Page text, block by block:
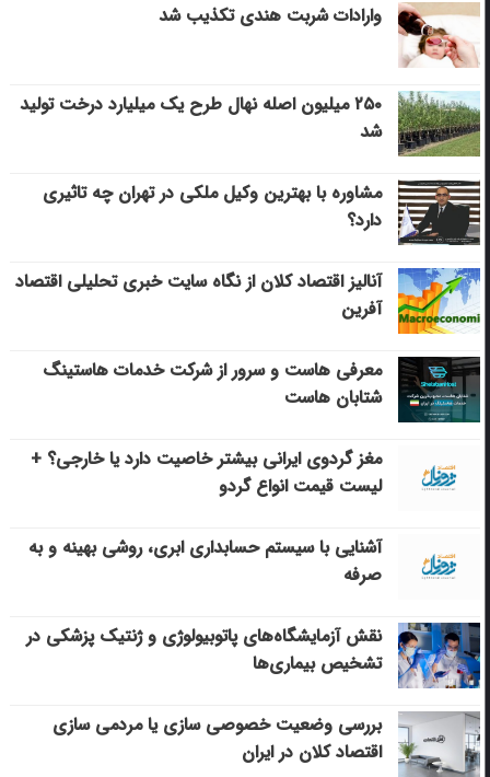
وارادات شربت هندی تکذیب شد
۲۵۰ میلیون اصله نهال طرح یک میلیارد درخت تولید
شد
مشاوره با بهترین وکیل ملکی در تهران چه تاثیری
دارد؟
آنالیز اقتصاد کلان از نگاه سایت خبری تحلیلی اقتصاد
آفرین
معرفی هاست و سرور از شرکت خدمات هاستینگ
شتابان هاست
مغز گردوی ایرانی بیشتر خاصیت دارد یا خارجی؟ +
لیست قیمت انواع گردو
آشنایی با سیستم حسابداری ابری، روشی بهینه و به
صرفه
نقش آزمایشگاه‌های پاتوبیولوژی و ژنتیک پزشکی در
تشخیص بیماری‌ها
بررسی وضعیت خصوصی سازی یا مردمی سازی
اقتصاد کلان در ایران